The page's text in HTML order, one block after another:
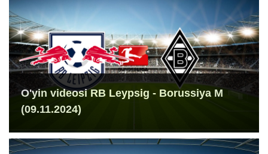
O'yin videosi RB Leypsig - Borussiya M
(09.11.2024)